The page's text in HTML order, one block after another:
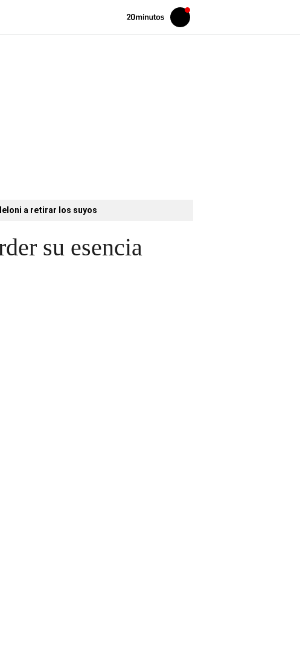
Volver
Iniciar
sesión
a retirar los suyos
su esencia